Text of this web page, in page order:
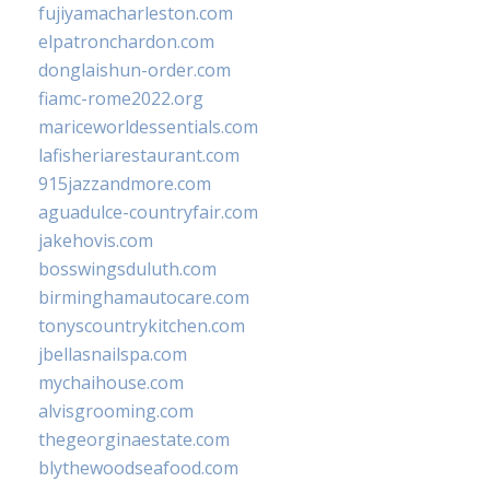
fujiyamacharleston.com
elpatronchardon.com
donglaishun-order.com
fiamc-rome2022.org
mariceworldessentials.com
lafisheriarestaurant.com
915jazzandmore.com
aguadulce-countryfair.com
jakehovis.com
bosswingsduluth.com
birminghamautocare.com
tonyscountrykitchen.com
jbellasnailspa.com
mychaihouse.com
alvisgrooming.com
thegeorginaestate.com
blythewoodseafood.com